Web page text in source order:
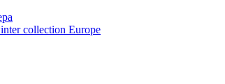
collection Europe